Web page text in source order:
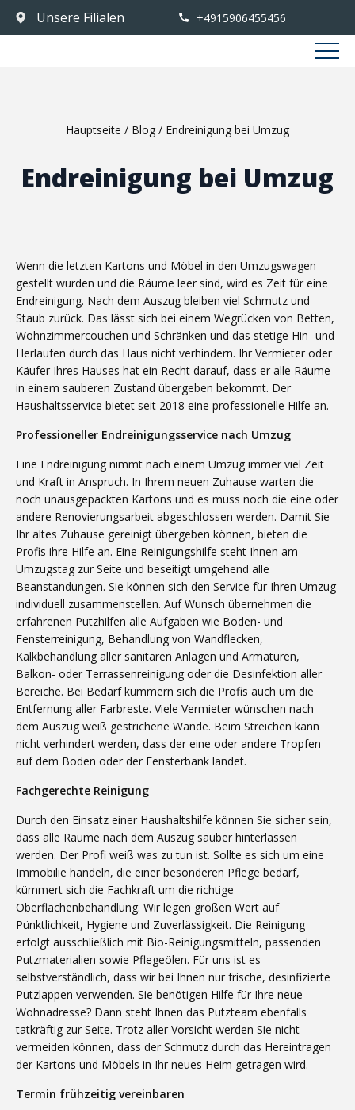
Unsere Filialen +4915906455456
Hauptseite / Blog / Endreinigung bei Umzug
Endreinigung bei Umzug
Wenn die letzten Kartons und Möbel in den Umzugswagen
gestellt wurden und die Räume leer sind, wird es Zeit für eine
Endreinigung. Nach dem Auszug bleiben viel Schmutz und
Staub zurück. Das lässt sich bei einem Wegrücken von Betten,
Wohnzimmercouchen und Schränken und das stetige Hin- und
Herlaufen durch das Haus nicht verhindern. Ihr Vermieter oder
Käufer Ihres Hauses hat ein Recht darauf, dass er alle Räume
in einem sauberen Zustand übergeben bekommt. Der
Haushaltsservice bietet seit 2018 eine professionelle Hilfe an.
Professioneller Endreinigungsservice nach Umzug
Eine Endreinigung nimmt nach einem Umzug immer viel Zeit
und Kraft in Anspruch. In Ihrem neuen Zuhause warten die
noch unausgepackten Kartons und es muss noch die eine oder
andere Renovierungsarbeit abgeschlossen werden. Damit Sie
Ihr altes Zuhause gereinigt übergeben können, bieten die
Profis ihre Hilfe an. Eine Reinigungshilfe steht Ihnen am
Umzugstag zur Seite und beseitigt umgehend alle
Beanstandungen. Sie können sich den Service für Ihren Umzug
individuell zusammenstellen. Auf Wunsch übernehmen die
erfahrenen Putzhilfen alle Aufgaben wie Boden- und
Fensterreinigung, Behandlung von Wandflecken,
Kalkbehandlung aller sanitären Anlagen und Armaturen,
Balkon- oder Terrassenreinigung oder die Desinfektion aller
Bereiche. Bei Bedarf kümmern sich die Profis auch um die
Entfernung aller Farbreste. Viele Vermieter wünschen nach
dem Auszug weiß gestrichene Wände. Beim Streichen kann
nicht verhindert werden, dass der eine oder andere Tropfen
auf dem Boden oder der Fensterbank landet.
Fachgerechte Reinigung
Durch den Einsatz einer Haushaltshilfe können Sie sicher sein,
dass alle Räume nach dem Auszug sauber hinterlassen
werden. Der Profi weiß was zu tun ist. Sollte es sich um eine
Immobilie handeln, die einer besonderen Pflege bedarf,
kümmert sich die Fachkraft um die richtige
Oberflächenbehandlung. Wir legen großen Wert auf
Pünktlichkeit, Hygiene und Zuverlässigkeit. Die Reinigung
erfolgt ausschließlich mit Bio-Reinigungsmitteln, passenden
Putzmaterialien sowie Pflegeölen. Für uns ist es
selbstverständlich, dass wir bei Ihnen nur frische, desinfizierte
Putzlappen verwenden. Sie benötigen Hilfe für Ihre neue
Wohnadresse? Dann steht Ihnen das Putzteam ebenfalls
tatkräftig zur Seite. Trotz aller Vorsicht werden Sie nicht
vermeiden können, dass der Schmutz durch das Hereintragen
der Kartons und Möbels in Ihr neues Heim getragen wird.
Termin frühzeitig vereinbaren